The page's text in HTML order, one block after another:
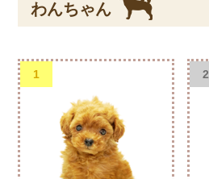
わんちゃん
1 2